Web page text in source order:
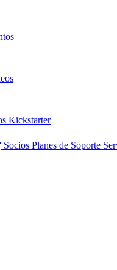
Kickstarter
Socios Planes de Soporte